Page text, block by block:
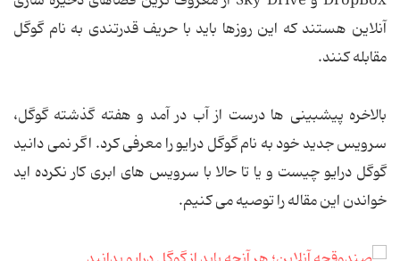
آنلاین هستند که این روزها باید با حریف قدرتندی به نام گوگل
مقابله کنند.
بالاخره پیشبینی ها درست از آب در آمد و هفته گذشته گوگل،
سرویس جدید خود به نام گوگل درایو را معرفی کرد. اگر نمی دانید
گوگل درایو چیست و یا تا حالا با سرویس های ابری کار نکرده اید
خواندن این مقاله را توصیه می کنیم.